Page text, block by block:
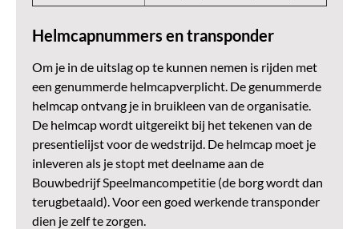
Helmcapnummers en transponder
Om je in de uitslag op te kunnen nemen is rijden met
een genummerde helmcapverplicht. De genummerde
helmcap ontvang je in bruikleen van de organisatie.
De helmcap wordt uitgereikt bij het tekenen van de
presentielijst voor de wedstrijd. De helmcap moet je
inleveren als je stopt met deelname aan de
Bouwbedrijf Speelmancompetitie (de borg wordt dan
terugbetaald).Voor een goed werkende transponder
dien je zelf te zorgen.